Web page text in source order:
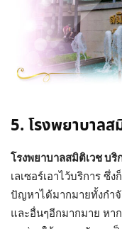
5. โรงพยาบาล
โรงพยาบาลสมิติเวช บริ
เลเซอร์เอาไว้บริการ ซึ่
ปัญหาได้มากมายทั้งกำ
และอื่นๆอีกมากมาย หา